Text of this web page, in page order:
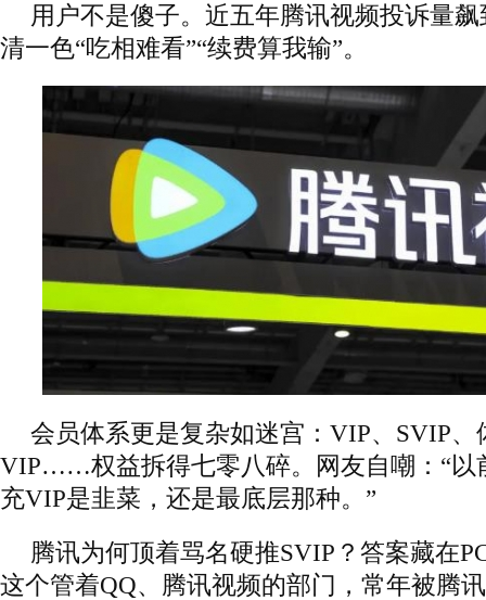
用户不是傻子。近五年腾讯视频投诉量
清一色“吃相难看”“续费算我输”。
会员体系更是复杂如迷宫：VIP、SVIP
VIP……权益拆得七零八碎。网友自嘲：“以
充VIP是韭菜，还是最底层那种。”
腾讯为何顶着骂名硬推SVIP？答案藏在
这个管着QQ、腾讯视频的部门，常年被腾